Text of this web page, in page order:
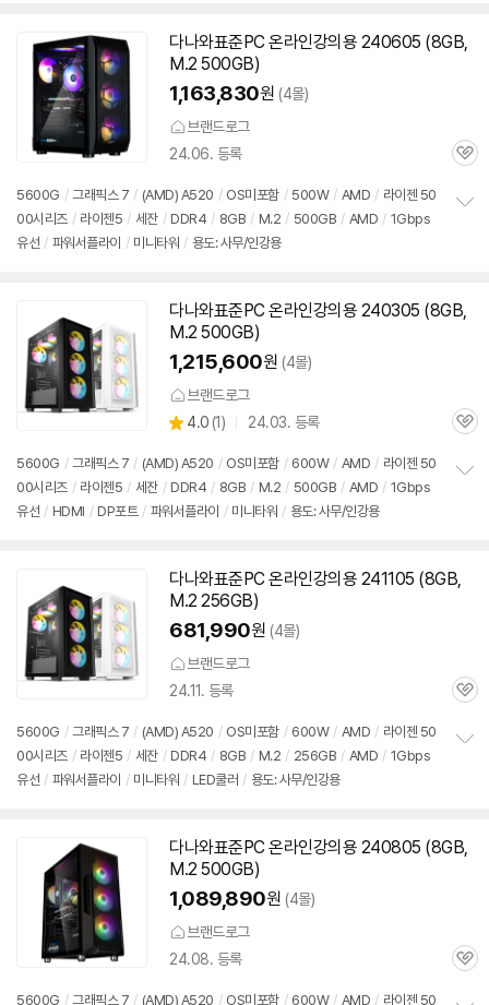
다나와표준PC 온라인강의용 240605 (8GB,
M.2 500GB)
1,163,830원 (4몰)
브랜드로그
24.06. 등록
관
5600G / 그래픽스 7 / (AMD) A520 / OS미포함 / 500W / AMD / 라이젠 50
00시리즈 / 라이젠5 / 세잔 / DDR4 / 8GB / M.2 / 500GB / AMD / 1Gbps
유선 / 파워서플라이 / 미니타워 / 용도: 사무/인강용
다나와표준PC 온라인강의용 240305 (8GB,
M.2 500GB)
1,215,600원 (4몰)
브랜드로그
별
점
4.0 (상
리
뷰
1) 24.03. 등록
관
5600G / 그래픽스 7 / (AMD) A520 / OS미포함 / 600W / AMD / 라이젠 50
00시리즈 / 라이젠5 / 세잔 / DDR4 / 8GB / M.2 / 500GB / AMD / 1Gbps
유선 / HDMI / DP포트 / 파워서플라이 / 미니타워 / 용도: 사무/인강용
다나와표준PC 온라인강의용 241105 (8GB,
M.2 256GB)
681,990원 (4몰)
브랜드로그
24.11. 등록
관
5600G / 그래픽스 7 / (AMD) A520 / OS미포함 / 600W / AMD / 라이젠 50
00시리즈 / 라이젠5 / 세잔 / DDR4 / 8GB / M.2 / 256GB / AMD / 1Gbps
유선 / 파워서플라이 / 미니타워 / LED쿨러 / 용도: 사무/인강용
다나와표준PC 온라인강의용 240805 (8GB,
M.2 500GB)
1,089,890원 (4몰)
브랜드로그
24.08. 등록
관
5600G / 그래픽스 7 / (AMD) A520 / OS미포함 / 600W / AMD / 라이젠 50